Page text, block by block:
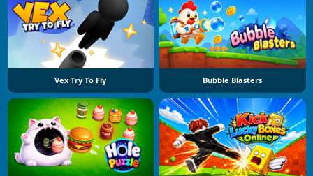
Vex Try To Fly Bubble Blasters